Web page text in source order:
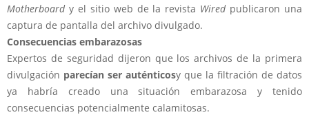
Motherboardy el sitio web de la revista Wiredpublicaron una
captura de pantalla del archivo divulgado.
Consecuencias embarazosas
Expertos de seguridad dijeron que los archivos de la primera
divulgación parecían ser auténticosy que la filtración de datos
ya habría creado una situación embarazosa y tenido
consecuencias potencialmente calamitosas.